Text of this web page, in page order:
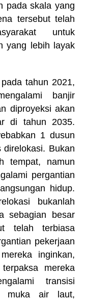
pada skala yang
tersebut telah
untuk
yang lebih layak
tahun 2021,
banjir
diproyeksi akan
di tahun 2035.
1 dusun
Bukan
tempat, namun
pergantian
hidup.
bukanlah
sebagian besar
telah terbiasa
pekerjaan
inginkan,
mereka
transisi
muka air laut,